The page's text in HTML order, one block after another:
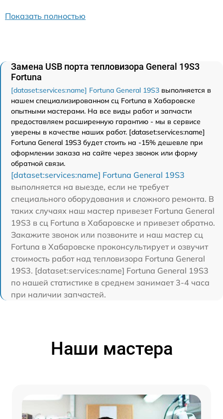
Показать полностью
Замена USB порта тепловизора General 19S3
Fortuna
[dataset:services:name] Fortuna General 19S3 выполняется в
нашем специализированном сц Fortuna в Хабаровске
опытными мастерами. На все виды работ и запчасти
предоставляем расширенную гарантию - мы в сервисе
уверены в качестве наших работ. [dataset:services:name]
Fortuna General 19S3 будет стоить на -15% дешевле при
оформлении заказа на сайте через звонок или форму
обратной связи.
[dataset:services:name] Fortuna General 19S3
выполняется на выезде, если не требует
специального оборудования и сложного ремонта. В
таких случаях наш мастер привезет Fortuna General
19S3 в сц Fortuna в Хабаровске и привезет обратно.
Закажите звонок или позвоните и наш мастер сц
Fortuna в Хабаровске проконсультирует и озвучит
стоимость работ над тепловизора Fortuna General
19S3. [dataset:services:name] Fortuna General 19S3
по нашей статистике в среднем занимает 3-4 часа
при наличии запчастей.
Наши мастера